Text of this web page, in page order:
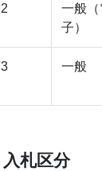
2
一般（
子）
3 一般
入札区分